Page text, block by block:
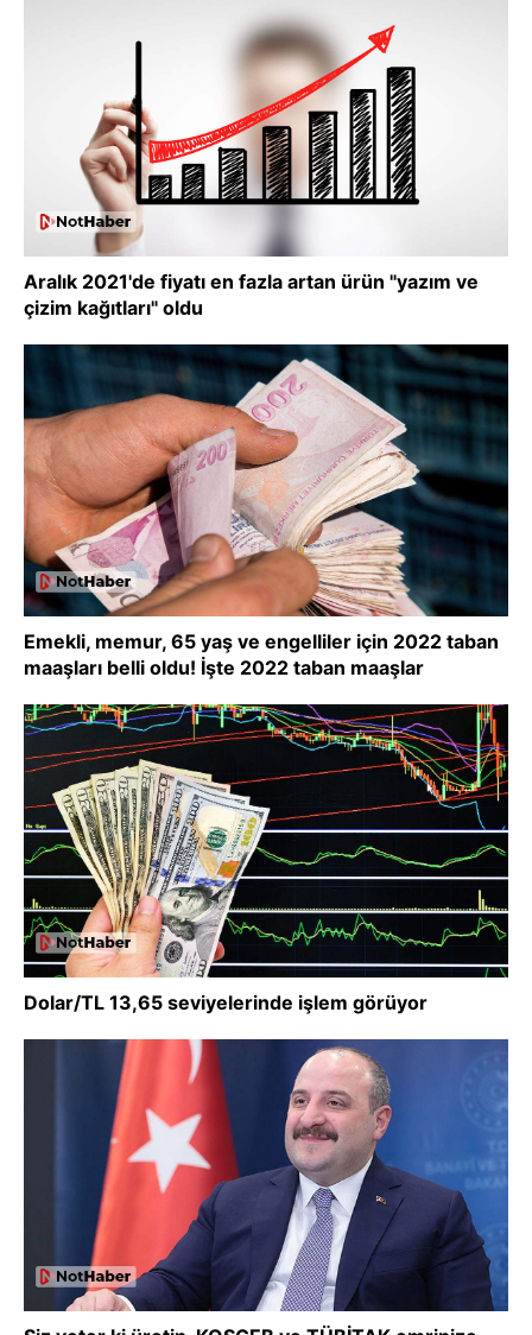
Aralık 2021'de fiyatı en fazla artan ürün "yazım ve
çizim kağıtları" oldu
Emekli, memur, 65 yaş ve engelliler için 2022 taban
maaşları belli oldu! İşte 2022 taban maaşlar
Dolar/TL 13,65 seviyelerinde işlem görüyor